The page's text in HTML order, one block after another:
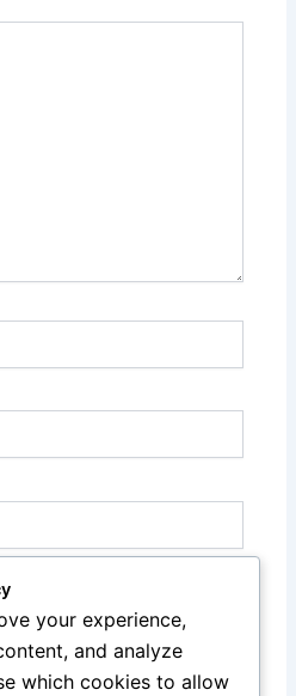
and website in this browser
your experience,
and analyze
which cookies to allow